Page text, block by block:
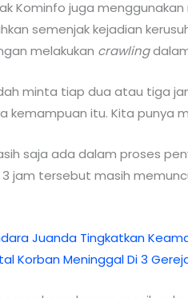
Kominfo juga menggunakan
semenjak kejadian
melakukan crawling
minta tiap dua atau tiga
kemampuan itu. Kita punya
saja ada dalam proses
jam tersebut masih
Juanda Tingkatkan
Korban Meninggal Di 3